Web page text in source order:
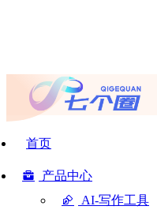
首页
产品中心
AI-写作工具